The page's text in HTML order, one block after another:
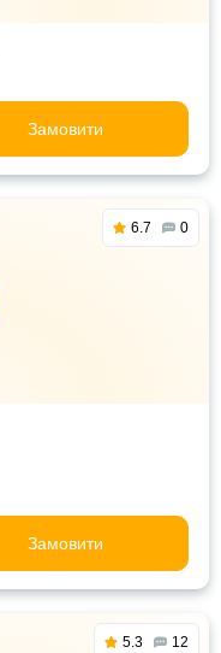
Замовити
6.7 0
Замовити
5.3 12